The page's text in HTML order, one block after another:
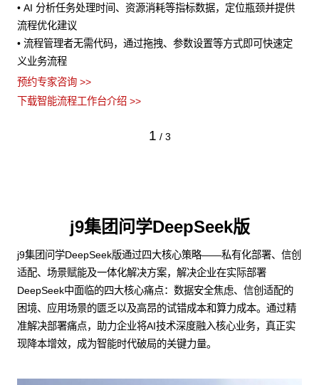
• AI 分析任务处理时间、资源消耗等指标数据，定位瓶颈并提供
流程优化建议
• 流程管理者无需代码，通过拖拽、参数设置等方式即可快速定
义业务流程
预约专家咨询 >>
下载智能流程工作台介绍 >>
1 / 3
j9集团问学DeepSeek版
j9集团问学DeepSeek版通过四大核心策略——私有化部署、信创
适配、场景赋能及一体化解决方案，解决企业在实际部署
DeepSeek中面临的四大核心痛点：数据安全焦虑、信创适配的
困境、应用场景的匮乏以及高昂的试错成本和算力成本。通过精
准解决部署痛点，助力企业将AI技术深度融入核心业务，真正实
现降本增效，成为智能时代破局的关键力量。